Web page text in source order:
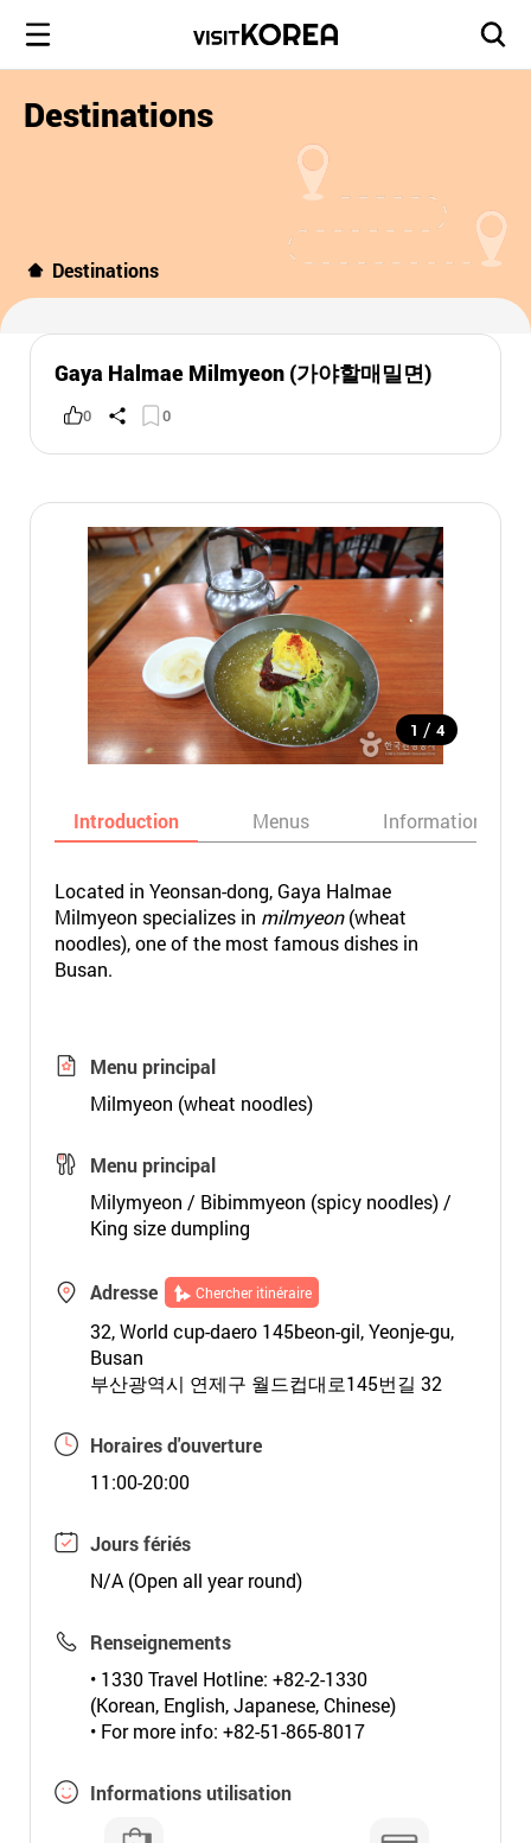
Destinations
Destinations
Gaya Halmae Milmyeon (가야할매밀면)
0 0
1 / 4
Introduction Menus Informations
Located in Yeonsan-dong, Gaya Halmae
Milmyeon specializes in milmyeon(wheat
noodles), one of the most famous dishes in
Busan.
Menu principal
Milmyeon (wheat noodles)
Menu principal
Milymyeon / Bibimmyeon (spicy noodles) /
King size dumpling
Adresse Chercher itinéraire
32, World cup-daero 145beon-gil, Yeonje-gu,
Busan
부산광역시 연제구 월드컵대로145번길 32
Horaires d'ouverture
11:00-20:00
Jours fériés
N/A (Open all year round)
Renseignements
• 1330 Travel Hotline: +82-2-1330
(Korean, English, Japanese, Chinese)
• For more info: +82-51-865-8017
Informations utilisation